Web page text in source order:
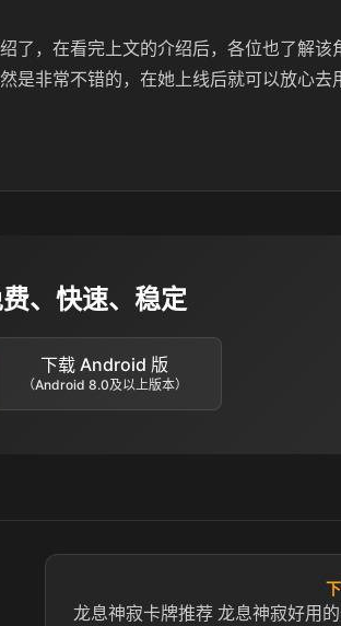
了，在看完上文的介绍后，各位也了解该
是非常不错的，在她上线后就可以放心去
、快速、稳定
下载 Android 版
（Android 8.0及以上版本）
龙息神寂卡牌推荐 龙息神寂好用